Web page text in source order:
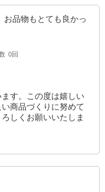
お品物もとても良かっ
0回
す。この度は嬉しい
商品づくりに努めて
しくお願いいたしま